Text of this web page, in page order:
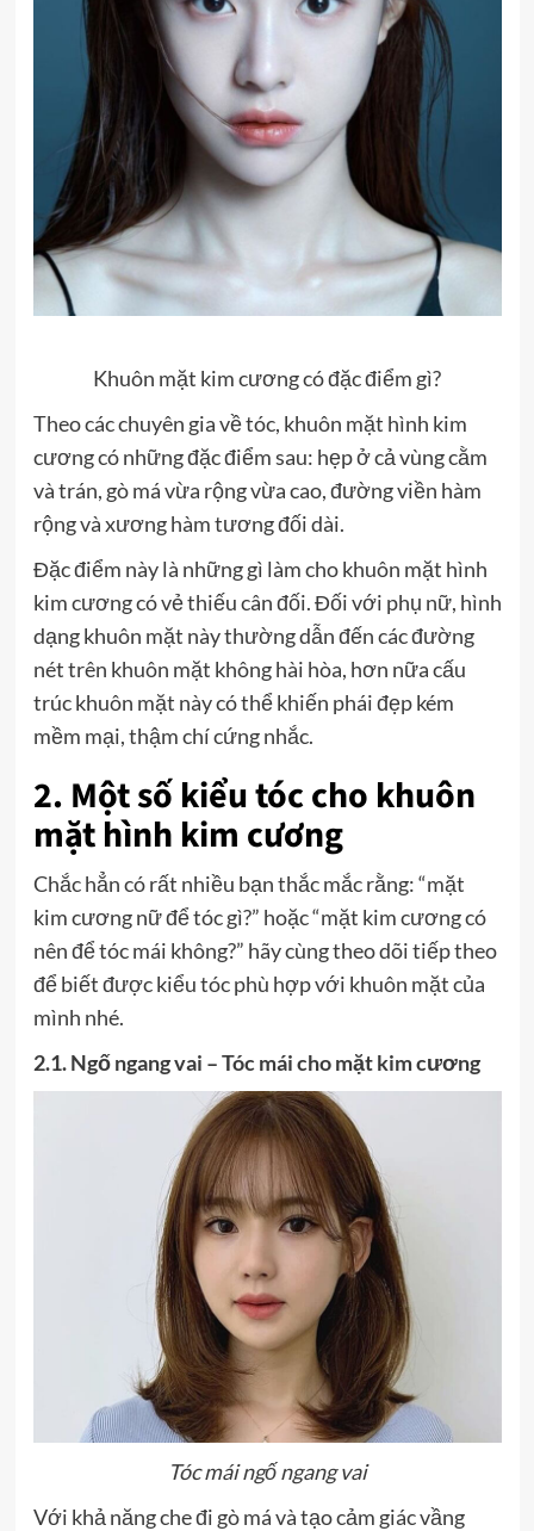
Khuôn mặt kim cương có đặc điểm gì?
Theo các chuyên gia về tóc, khuôn mặt hình kim
cương có những đặc điểm sau: hẹp ở cả vùng cằm
và trán, gò má vừa rộng vừa cao, đường viền hàm
rộng và xương hàm tương đối dài.
Đặc điểm này là những gì làm cho khuôn mặt hình
kim cương có vẻ thiếu cân đối. Đối với phụ nữ, hình
dạng khuôn mặt này thường dẫn đến các đường
nét trên khuôn mặt không hài hòa, hơn nữa cấu
trúc khuôn mặt này có thể khiến phái đẹp kém
mềm mại, thậm chí cứng nhắc.
2. Một số kiểu tóc cho khuôn
mặt hình kim cương
Chắc hẳn có rất nhiều bạn thắc mắc rằng: “mặt
kim cương nữ để tóc gì?” hoặc “mặt kim cương có
nên để tóc mái không?” hãy cùng theo dõi tiếp theo
để biết được kiểu tóc phù hợp với khuôn mặt của
mình nhé.
2.1. Ngố ngang vai – Tóc mái cho mặt kim cương
Tóc mái ngố ngang vai
Với khả năng che đi gò má và tạo cảm giác vầng